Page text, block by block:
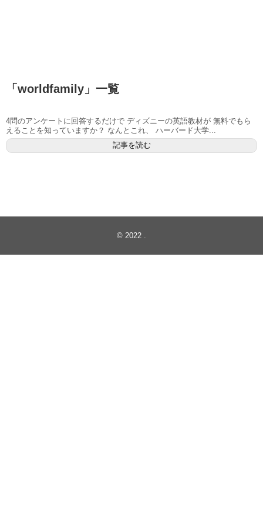
「 worldfamily 」 一覧
4問のアンケートに回答するだけで ディズニーの英語教材が 無料でもら
えることを知っていますか？ なんとこれ、 ハーバード大学...
記事を読む
© 2022